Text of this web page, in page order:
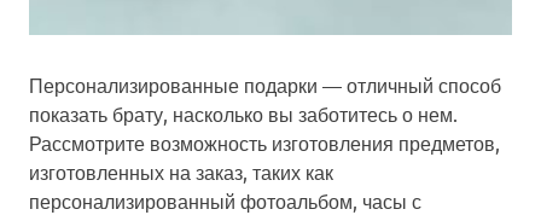
Персонализированные подарки — отличный способ
показать брату, насколько вы заботитесь о нем.
Рассмотрите возможность изготовления предметов,
изготовленных на заказ, таких как
персонализированный фотоальбом, часы с